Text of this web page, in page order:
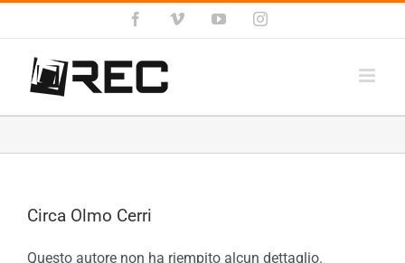
al
contenuto
FacebookVimeo YouTubeInstagram
Circa Olmo Cerri
Questo autore non ha riempito alcun dettaglio.